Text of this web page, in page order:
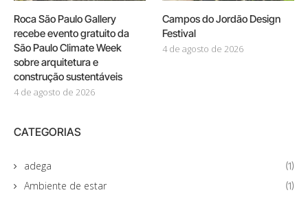
Roca São Paulo Gallery
recebe evento gratuito da
São Paulo Climate Week
sobre arquitetura e
construção sustentáveis
4 de agosto de 2026
Campos do Jordão Design
Festival
4 de agosto de 2026
CATEGORIAS
adega (1)
Ambiente de estar (1)